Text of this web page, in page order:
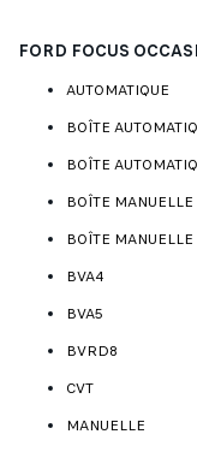
FORD FOCUS
AUTOMATIQUE
BOÎTE
BOÎTE
BOÎTE MANUELLE
BOÎTE MANUELLE
BVA4
BVA5
BVRD8
CVT
MANUELLE